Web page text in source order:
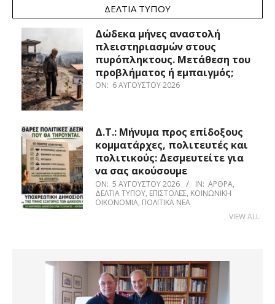
ΔΕΛΤΊΑ ΤΎΠΟΥ
Δώδεκα μήνες αναστολή
πλειστηριασμών στους
πυρόπληκτους. Μετάθεση του
προβλήματος ή εμπαιγμός;
ON: 6 ΑΥΓΟΎΣΤΟΥ 2026
Δ.Τ.: Μήνυμα προς επίδοξους
κομματάρχες, πολιτευτές και
πολιτικούς: Δεσμευτείτε για
να σας ακούσουμε
ON: 5 ΑΥΓΟΎΣΤΟΥ 2026 IN: ΆΡΘΡΑ,
ΔΕΛΤΊΑ ΤΎΠΟΥ, ΕΠΙΣΤΟΛΈΣ, ΚΟΙΝΩΝΙΚΉ
ΟΙΚΟΝΟΜΊΑ, ΠΟΛΙΤΙΚΆ ΝΈΑ
VIEW ALL